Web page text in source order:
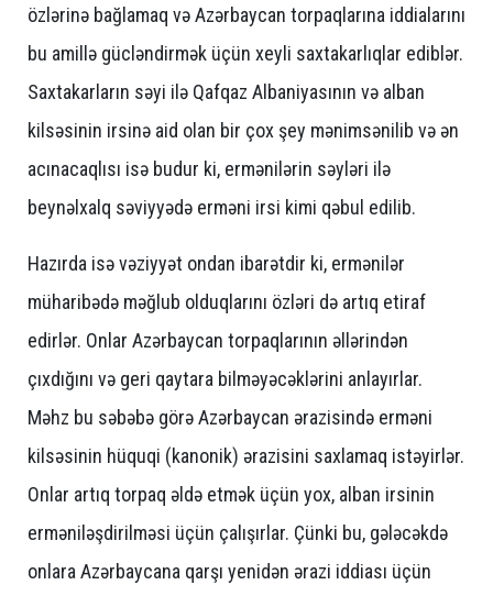
özlərinə bağlamaq və Azərbaycan torpaqlarına iddialarını
bu amillə gücləndirmək üçün xeyli saxtakarlıqlar ediblər.
Saxtakarların səyi ilə Qafqaz Albaniyasının və alban
kilsəsinin irsinə aid olan bir çox şey mənimsənilib və ən
acınacaqlısı isə budur ki, ermənilərin səyləri ilə
beynəlxalq səviyyədə erməni irsi kimi qəbul edilib.
Hazırda isə vəziyyət ondan ibarətdir ki, ermənilər
müharibədə məğlub olduqlarını özləri də artıq etiraf
edirlər. Onlar Azərbaycan torpaqlarının əllərindən
çıxdığını və geri qaytara bilməyəcəklərini anlayırlar.
Məhz bu səbəbə görə Azərbaycan ərazisində erməni
kilsəsinin hüquqi (kanonik) ərazisini saxlamaq istəyirlər.
Onlar artıq torpaq əldə etmək üçün yox, alban irsinin
erməniləşdirilməsi üçün çalışırlar. Çünki bu, gələcəkdə
onlara Azərbaycana qarşı yenidən ərazi iddiası üçün